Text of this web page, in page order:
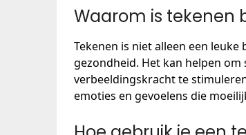
Waarom is tekenen
Tekenen is niet alleen een
gezondheid. Het kan helpen
verbeeldingskracht te
emoties en gevoelens die